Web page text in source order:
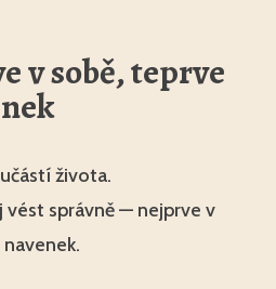
v sobě, teprve
života.
vést správně — nejprve v